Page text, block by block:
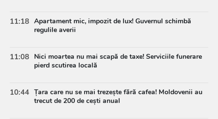
11:18 Apartament mic, impozit de lux! Guvernul schimbă
regulile averii
11:08 Nici moartea nu mai scapă de taxe! Serviciile funerare
pierd scutirea locală
10:44 Țara care nu se mai trezește fără cafea! Moldovenii au
trecut de 200 de cești anual